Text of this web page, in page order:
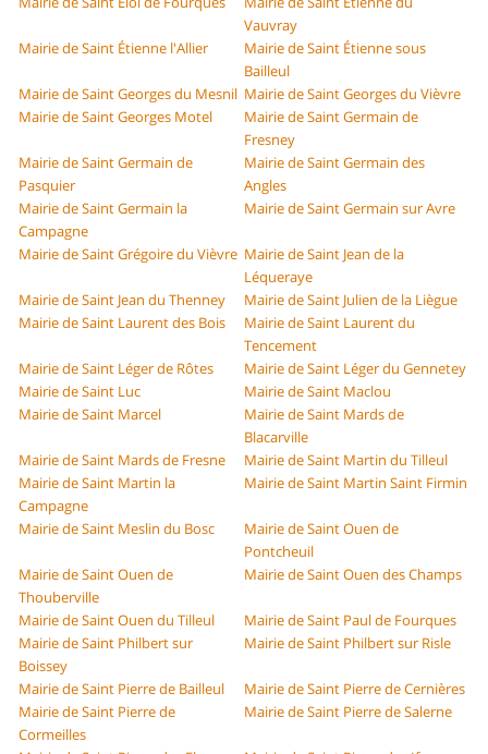
Vauvray
Mairie de Saint Étienne l'Allier
Mairie de Saint Étienne sous
Bailleul
Mairie de Saint Georges du Mesnil Mairie de Saint Georges du Vièvre
Mairie de Saint Georges Motel
Mairie de Saint Germain de
Fresney
Mairie de Saint Germain de
Pasquier
Mairie de Saint Germain des
Angles
Mairie de Saint Germain la
Campagne
Mairie de Saint Germain sur Avre
Mairie de Saint Grégoire du Vièvre Mairie de Saint Jean de la
Léqueraye
Mairie de Saint Jean du Thenney
Mairie de Saint Julien de la Liègue
Mairie de Saint Laurent des Bois
Mairie de Saint Laurent du
Tencement
Mairie de Saint Léger de Rôtes
Mairie de Saint Léger du Gennetey
Mairie de Saint Luc
Mairie de Saint Maclou
Mairie de Saint Marcel
Mairie de Saint Mards de
Blacarville
Mairie de Saint Mards de Fresne
Mairie de Saint Martin du Tilleul
Mairie de Saint Martin la
Campagne
Mairie de Saint Martin Saint Firmin
Mairie de Saint Meslin du Bosc
Mairie de Saint Ouen de
Pontcheuil
Mairie de Saint Ouen de
Thouberville
Mairie de Saint Ouen des Champs
Mairie de Saint Ouen du Tilleul
Mairie de Saint Paul de Fourques
Mairie de Saint Philbert sur
Boissey
Mairie de Saint Philbert sur Risle
Mairie de Saint Pierre de Bailleul
Mairie de Saint Pierre de Cernières
Mairie de Saint Pierre de
Cormeilles
Mairie de Saint Pierre de Salerne